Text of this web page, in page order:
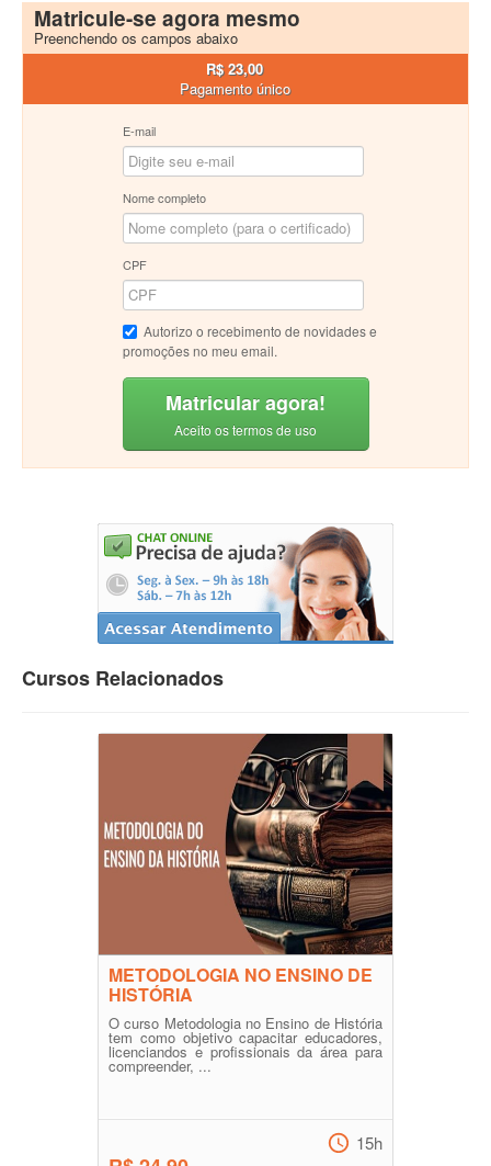
Matricule-se agora mesmo
Preenchendo os campos abaixo
R$ 23,00
Pagamento único
E-mail
Nome completo
CPF
Autorizo o recebimento de novidades e
promoções no meu email.
Matricular agora!
Aceito os termos de uso
Cursos Relacionados
METODOLOGIA NO ENSINO DE
HISTÓRIA
O curso Metodologia no Ensino de História
tem como objetivo capacitar educadores,
licenciandos e profissionais da área para
compreender, ...
15h